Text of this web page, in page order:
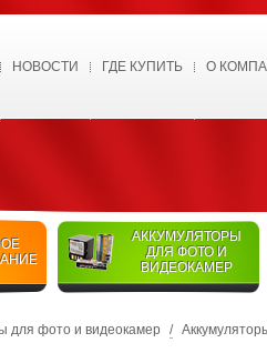
НОВОСТИ ГДЕ КУПИТЬ О
АККУМУЛЯТОРЫ
ДЛЯ ФОТО И
ВИДЕОКАМЕР
для фото и видеокамер /